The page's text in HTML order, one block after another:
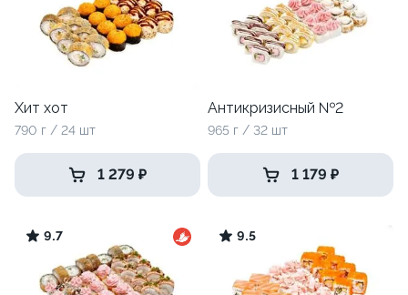
Хит хот
790 г / 24 шт
1 279 ₽
Антикризисный №2
965 г / 32 шт
1 179 ₽
9.7 9.5